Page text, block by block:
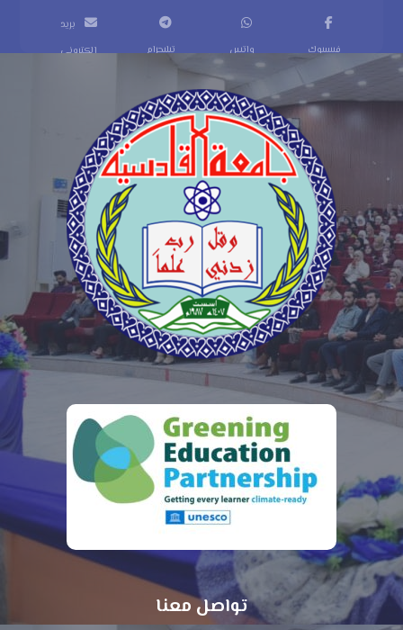
فيسبوك
واتس
تيليجرام
بريد
إلكتروني
تواصل معنا